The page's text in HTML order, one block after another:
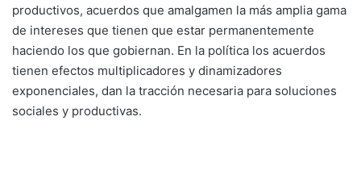
productivos, acuerdos que amalgamen la más amplia gama
de intereses que tienen que estar permanentemente
haciendo los que gobiernan. En la política los acuerdos
tienen efectos multiplicadores y dinamizadores
exponenciales, dan la tracción necesaria para soluciones
sociales y productivas.